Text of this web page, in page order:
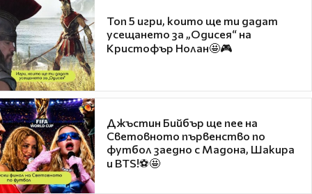
Топ 5 игри, които ще ти дадат
усещането за „Одисея“ на
Кристофър Нолан🤩🎮
Джъстин Бийбър ще пее на
Световното първенство по
футбол заедно с Мадона, Шакира
и BTS!⚽🤩